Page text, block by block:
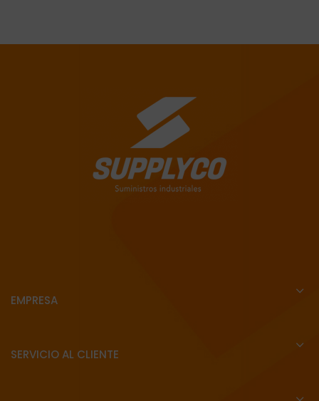
EMPRESA
SERVICIO AL CLIENTE